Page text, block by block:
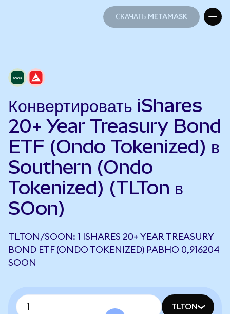
СКАЧАТЬ METAMASK
Конвертировать iShares
20+ Year Treasury Bond
ETF (Ondo Tokenized) в
Southern (Ondo
Tokenized) (TLTon в
SOon)
TLTON/SOON: 1 ISHARES 20+ YEAR TREASURY
BOND ETF (ONDO TOKENIZED) РАВНО 0,916204
SOON
TLTON